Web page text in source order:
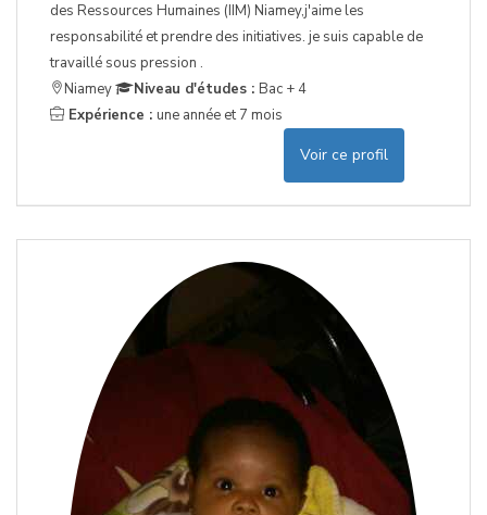
des Ressources Humaines (IIM) Niamey,j'aime les
responsabilité et prendre des initiatives. je suis capable de
travaillé sous pression .
Niamey
Niveau d'études : Bac + 4
Expérience : une année et 7 mois
Voir ce profil